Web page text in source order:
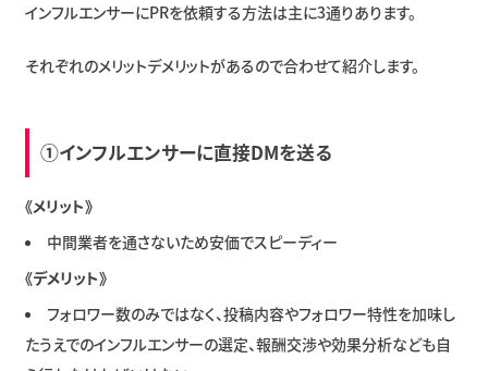
インフルエンサーにPRを依頼する方法は主に3通りあります。
それぞれのメリットデメリットがあるので合わせて紹介します。
①インフルエンサーに直接DMを送る
《メリット》
中間業者を通さないため安価でスピーディー
《デメリット》
フォロワー数のみではなく、投稿内容やフォロワー特性を加味し
たうえでのインフルエンサーの選定、報酬交渉や効果分析なども自